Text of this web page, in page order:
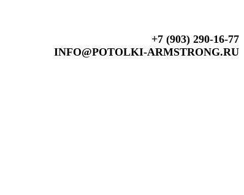
+7 (903) 290-16-77
INFO@POTOLKI-ARMSTRONG.RU